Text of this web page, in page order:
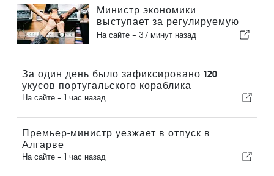
Министр экономики
выступает за регулируемую
интеграцию и гарантирует
процедуру оформления
На сайте - 37 минут назад
За один день было зафиксировано 120
укусов португальского кораблика
На сайте - 1 час назад
Премьер-министр уезжает в отпуск в
Алгарве
На сайте - 1 час назад